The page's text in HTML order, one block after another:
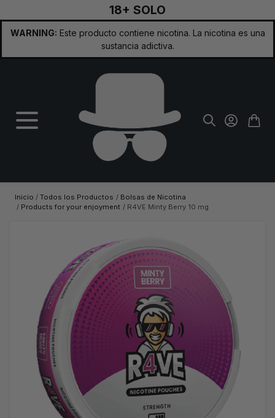
18+ SOLO
WARNING: Este producto contiene nicotina. La nicotina es una
sustancia adictiva.
Inicio / Todos los Productos / Bolsas de Nicotina
/ Products for your enjoyment / R4VE Minty Berry 10 mg